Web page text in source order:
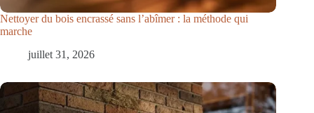
Nettoyer du bois encrassé sans l’abîmer : la méthode qui
marche
juillet 31, 2026